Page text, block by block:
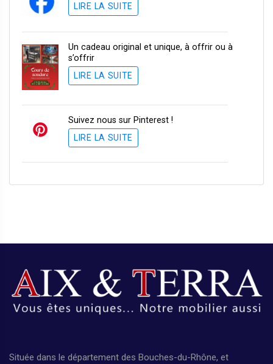
LIRE LA SUITE
Un cadeau original et unique, à offrir ou à
s’offrir
LIRE LA SUITE
Suivez nous sur Pinterest !
LIRE LA SUITE
Située dans le département des Bouches-du-Rhône, et